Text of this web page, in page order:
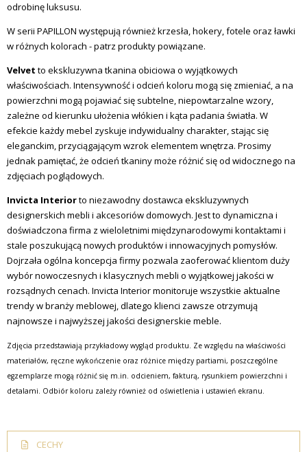
odrobinę luksusu.
W serii PAPILLON występują również krzesła, hokery, fotele oraz ławki
w różnych kolorach - patrz produkty powiązane.
Velvet to ekskluzywna tkanina obiciowa o wyjątkowych
właściwościach. Intensywność i odcień koloru mogą się zmieniać, a na
powierzchni mogą pojawiać się subtelne, niepowtarzalne wzory,
zależne od kierunku ułożenia włókien i kąta padania światła. W
efekcie każdy mebel zyskuje indywidualny charakter, stając się
eleganckim, przyciągającym wzrok elementem wnętrza. Prosimy
jednak pamiętać, że odcień tkaniny może różnić się od widocznego na
zdjęciach poglądowych.
Invicta Interiorto niezawodny dostawca ekskluzywnych
designerskich mebli i akcesoriów domowych. Jest to dynamiczna i
doświadczona firma z wieloletnimi międzynarodowymi kontaktami i
stale poszukującą nowych produktów i innowacyjnych pomysłów.
Dojrzała ogólna koncepcja firmy pozwala zaoferować klientom duży
wybór nowoczesnych i klasycznych mebli o wyjątkowej jakości w
rozsądnych cenach. Invicta Interior monitoruje wszystkie aktualne
trendy w branży meblowej, dlatego klienci zawsze otrzymują
najnowsze i najwyższej jakości designerskie meble.
Zdjęcia przedstawiają przykładowy wygląd produktu. Ze względu na właściwości
materiałów, ręczne wykończenie oraz różnice między partiami, poszczególne
egzemplarze mogą różnić się m.in. odcieniem, fakturą, rysunkiem powierzchni i
detalami. Odbiór koloru zależy również od oświetlenia i ustawień ekranu.
CECHY